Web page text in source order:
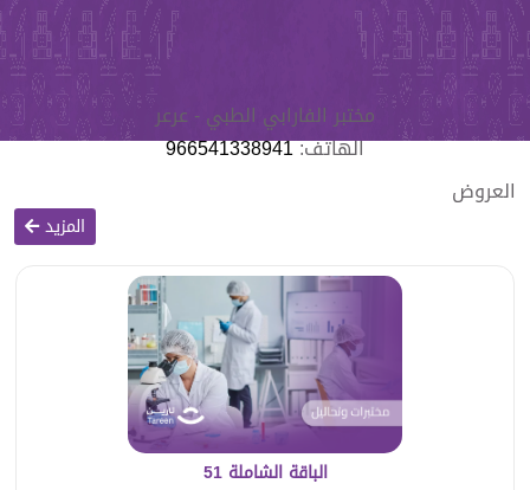
مختبر الفارابي الطبي - عرعر
الهاتف:966541338941
العروض
المزيد
الباقة الشاملة 51